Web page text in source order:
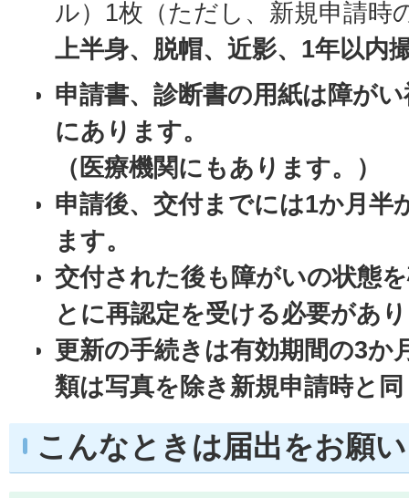
ル）1枚（ただし、新規申請時
上半身、脱帽、近影、1年以内
申請書、診断書の用紙は障が
にあります。
（医療機関にもあります。）
申請後、交付までには1か月半
ます。
交付された後も障がいの状態
とに再認定を受ける必要があ
更新の手続きは有効期間の3か
類は写真を除き新規申請時と
こんなときは届出をお願